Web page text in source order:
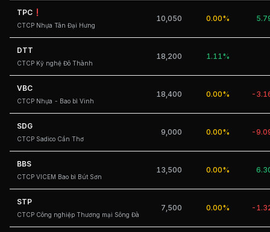
TPC
CTCP Nhựa Tân Đại Hưng
10,050 0.00%
DTT
CTCP Kỹ nghệ Đô Thành
18,200 1.11%
VBC
CTCP Nhựa - Bao bì Vinh
18,400 0.00% -
SDG
CTCP Sadico Cần Thơ
9,000 0.00% -
BBS
CTCP VICEM Bao bì Bút Sơn
13,500 0.00%
STP
CTCP Công nghiệp Thương mại Sông Đà
7,500 0.00% -